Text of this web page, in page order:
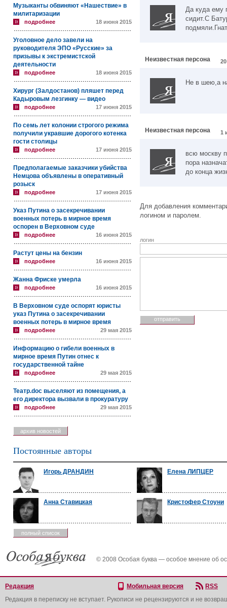
Музыканты обвиняют «Нашествие» в
милитаризации
подробнее 18 июня 2015
Уголовное дело завели на
руководителя ЭПО «Русские» за
призывы к экстремистской
деятельности
подробнее 18 июня 2015
Хирург (Залдостанов) пляшет перед
Кадыровым лезгинку — видео
подробнее 17 июня 2015
По семь лет колонии строгого режима
получили укравшие дорогого котенка
гости столицы
подробнее 17 июня 2015
Предполагаемые заказчики убийства
Немцова объявлены в оперативный
розыск
подробнее 17 июня 2015
Указ Путина о засекречивании
военных потерь в мирное время
оспорен в Верховном суде
подробнее 16 июня 2015
Растут цены на бензин
подробнее 16 июня 2015
Жанна Фриске умерла
подробнее 16 июня 2015
В Верховном суде оспорят юристы
указ Путина о засекречивании
военных потерь в мирное время
подробнее 29 мая 2015
Информацию о гибели военных в
мирное время Путин отнес к
государственной тайне
подробнее 29 мая 2015
Театр.doc выселяют из помещения, а
его директора вызвали в прокуратуру
подробнее 29 мая 2015
архив новостей
Да куда ему
сидит.С
Неизвестная персона
Не в шею,а
Неизвестная персона 1
всю москву
пора
до конца
Для добавления
логином и паролем.
логин
Постоянные авторы
Игорь ДРАНДИН Елена ЛИПЦЕР
Анна Ставицкая Кристофер Стоуни
полный список
© 2008 Особая буква — особое мнение об
Редакция Мобильная версия
RSS
Редакция в переписку не вступает. Рукописи не рецензируются и не